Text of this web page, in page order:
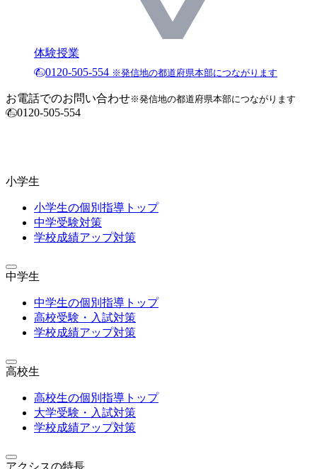
体験授業
0120-505-554 ※発信地の都道府県本部につながります
お電話でのお問い合わせ※発信地の都道府県本部につながります
0120-505-554
小学生
小学生の個別指導トップ
中学受験対策
学校成績アップ対策
中学生
中学生の個別指導トップ
高校受験・入試対策
学校成績アップ対策
高校生
高校生の個別指導トップ
大学受験・入試対策
学校成績アップ対策
アクシスの特長